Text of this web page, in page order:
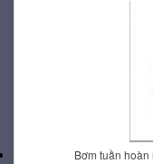
Bơm tuần